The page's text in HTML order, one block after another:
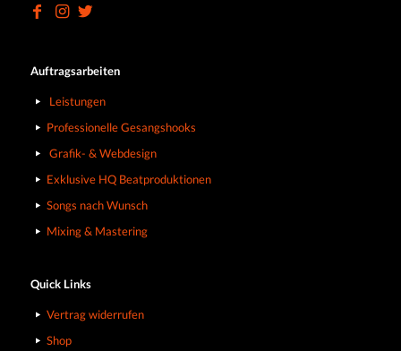
Auftragsarbeiten
Leistungen
Professionelle Gesangshooks
Grafik- & Webdesign
Exklusive HQ Beatproduktionen
Songs nach Wunsch
Mixing & Mastering
Quick Links
Vertrag widerrufen
Shop